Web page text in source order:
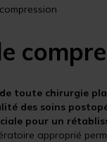
toute chirurgie
des soins
pour un
approprié